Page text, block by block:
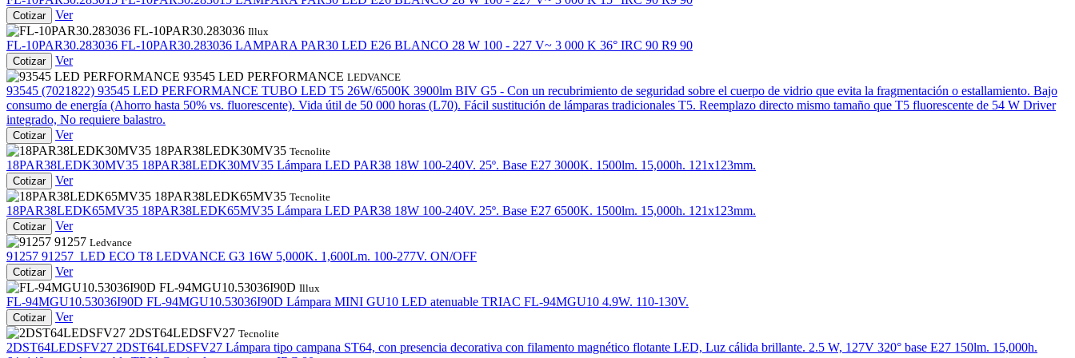
Cotizar
Ver
FL-10PAR30.283036 Illux
FL-10PAR30.283036 FL-10PAR30.283036 LAMPARA PAR30 LED E26 BLANCO 28 W 100 - 227 V~ 3 000 K 36° IRC 90 R9 90
Cotizar
Ver
93545 LED PERFORMANCE LEDVANCE
93545 (7021822) 93545 LED PERFORMANCE TUBO LED T5 26W/6500K 3900lm BIV G5 - Con un recubrimiento de seguridad sobre el cuerpo de vidrio que evita la fragmentación o estallamiento. Bajo
consumo de energía (Ahorro hasta 50% vs. fluorescente). Vida útil de 50 000 horas (L70). Fácil sustitución de lámparas tradicionales T5. Reemplazo directo mismo tamaño que T5 fluorescente de 54 W Driver
integrado, No requiere balastro.
Cotizar
Ver
18PAR38LEDK30MV35 Tecnolite
18PAR38LEDK30MV35 18PAR38LEDK30MV35 Lámpara LED PAR38 18W 100-240V. 25º. Base E27 3000K. 1500lm. 15,000h. 121x123mm.
Cotizar
Ver
18PAR38LEDK65MV35 Tecnolite
18PAR38LEDK65MV35 18PAR38LEDK65MV35 Lámpara LED PAR38 18W 100-240V. 25º. Base E27 6500K. 1500lm. 15,000h. 121x123mm.
Cotizar
Ver
91257 Ledvance
91257 91257 LED ECO T8 LEDVANCE G3 16W 5,000K. 1,600Lm. 100-277V. ON/OFF
Cotizar
Ver
FL-94MGU10.53036I90D Illux
FL-94MGU10.53036I90D FL-94MGU10.53036I90D Lámpara MINI GU10 LED atenuable TRIAC FL-94MGU10 4.9W. 110-130V.
Cotizar
Ver
2DST64LEDSFV27 Tecnolite
2DST64LEDSFV27 2DST64LEDSFV27 Lámpara tipo campana ST64, con presencia decorativa con filamento magnético flotante LED, Luz cálida brillante. 2.5 W, 127V 320° base E27 150lm. 15,000h.